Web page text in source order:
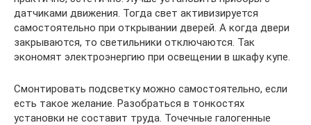
датчиками движения. Тогда свет активизируется
самостоятельно при открывании дверей. А когда двери
закрываются, то светильники отключаются. Так
экономят электроэнергию при освещении в шкафу купе.
Смонтировать подсветку можно самостоятельно, если
есть такое желание. Разобраться в тонкостях
установки не составит труда. Точечные галогенные